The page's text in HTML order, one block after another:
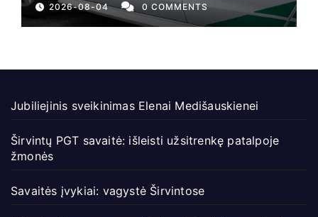
2026-08-04 0 COMMENTS
Jubiliejinis sveikinimas Elenai Medišauskienei
Širvintų PGT savaitė: išleisti užsitrenkę patalpoje
žmonės
Savaitės įvykiai: vagystė Širvintose